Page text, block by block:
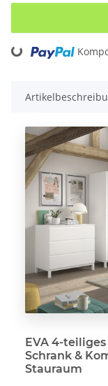
Loading...
EVA 4-
Schrank &
Stauraum